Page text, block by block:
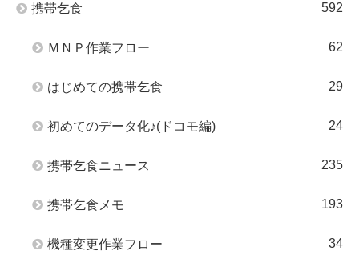
携帯乞食 592
ＭＮＰ作業フロー 62
はじめての携帯乞食 29
初めてのデータ化♪(ドコモ編) 24
携帯乞食ニュース 235
携帯乞食メモ 193
機種変更作業フロー 34